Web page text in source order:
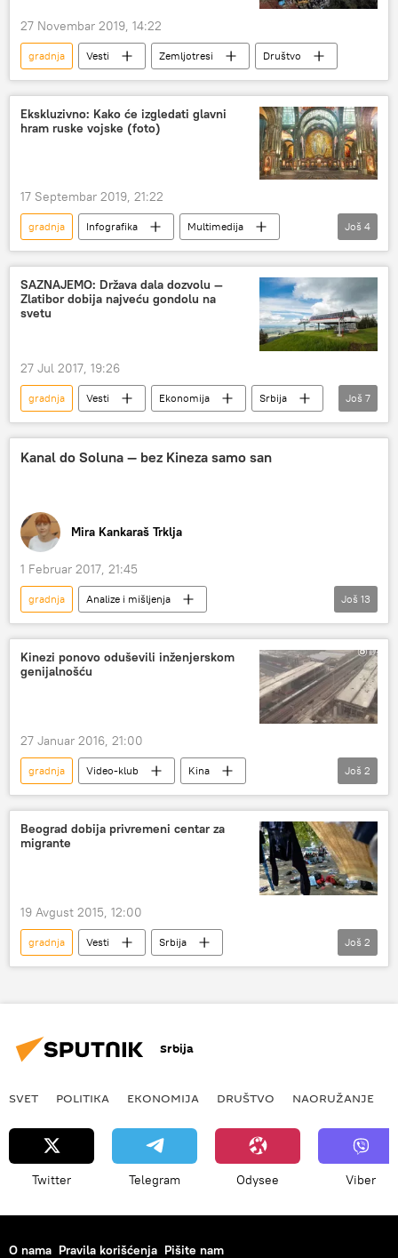
27 Novembar 2019, 14:22
gradnja Vesti Zemljotresi Društvo
Ekskluzivno: Kako će izgledati glavni
hram ruske vojske (foto)
17 Septembar 2019, 21:22
gradnja Infografika
Multimedija
Drugi svetski rat
hram
podvig
tilda
Još 4
SAZNAJEMO: Država dala dozvolu —
Zlatibor dobija najveću gondolu na
svetu
27 Jul 2017, 19:26
gradnja Vesti Ekonomija
Srbija
Zlatibor
Milan Stamatović
Turizam
dozvola
žičara
Još 7
Kanal do Soluna — bez Kineza samo san
Mira Kankaraš Trklja
1 Februar 2017, 21:45
gradnja
Analize i mišljenja
Komentari i Analitika
Srbija
Kina
Grčka
Solun
Tomislav Nikolić
Aleksis Cipras
Suecki kanal
Još 13
Kinezi ponovo oduševili inženjerskom
genijalnošću
27 Januar 2016, 21:00
gradnja Video-klub
Kina
inženjerija
Most
Još 2
Beograd dobija privremeni centar za
migrante
19 Avgust 2015, 12:00
gradnja Vesti
Srbija
Aleksandar Vučić
centar
Još 2
Srbija
SVET POLITIKA EKONOMIJA DRUŠTVO NAORUŽANJE
Twitter Telegram Odysee Viber
O nama Pravila korišćenja Pišite nam